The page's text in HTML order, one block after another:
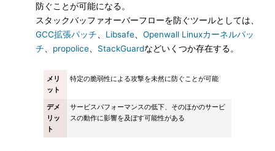
防ぐことが可能になる。
スタックバッファオーバーフローを防ぐツールとしては、
GCC拡張パッチ
Libsafe
Openwall Linuxカーネルパッ
チ
propolice StackGuardなどいくつか存在する。
メリ
ット
特定の脆弱性による攻撃を未然に防ぐことが可能
デメ
リッ
ト
サービスパフォーマンスの低下、そのほかのサービ
スの動作に影響を及ぼす可能性がある